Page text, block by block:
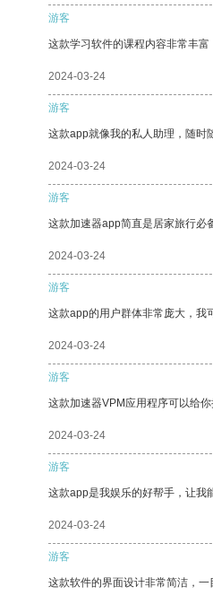
游客
这款学习软件的课程内容非常丰
2024-03-24
游客
这款app就像我的私人助理，随时
2024-03-24
游客
这款加速器app简直是居家旅行必
2024-03-24
游客
这款app的用户群体非常庞大，我
2024-03-24
游客
这款加速器VPM应用程序可以给
2024-03-24
游客
这款app是我娱乐的好帮手，让我
2024-03-24
游客
这款软件的界面设计非常简洁，一